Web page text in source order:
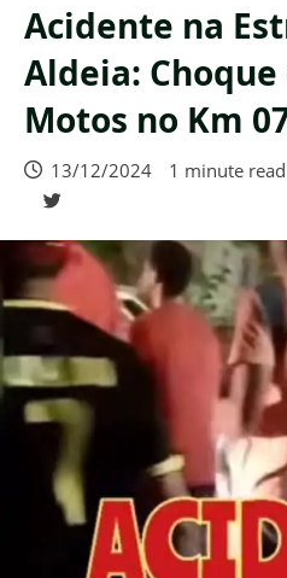
Acidente na
Aldeia:
Motos no Km
13/12/2024 1 minute read